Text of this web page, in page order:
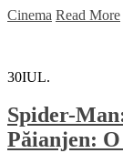
Cinema Read More
30IUL.
Spider-
Păianjen: